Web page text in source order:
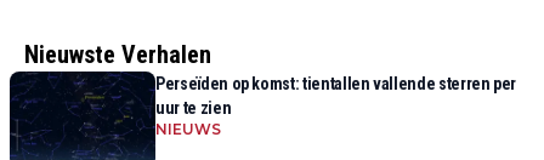
Nieuwste Verhalen
Perseïden op komst: tientallen vallende sterren per
uur te zien
NIEUWS